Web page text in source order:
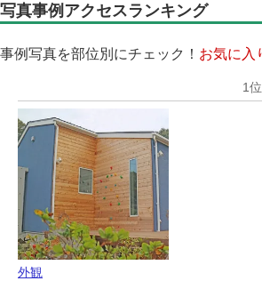
写真事例アクセスランキング
事例写真を部位別にチェック！ お気に入
外観